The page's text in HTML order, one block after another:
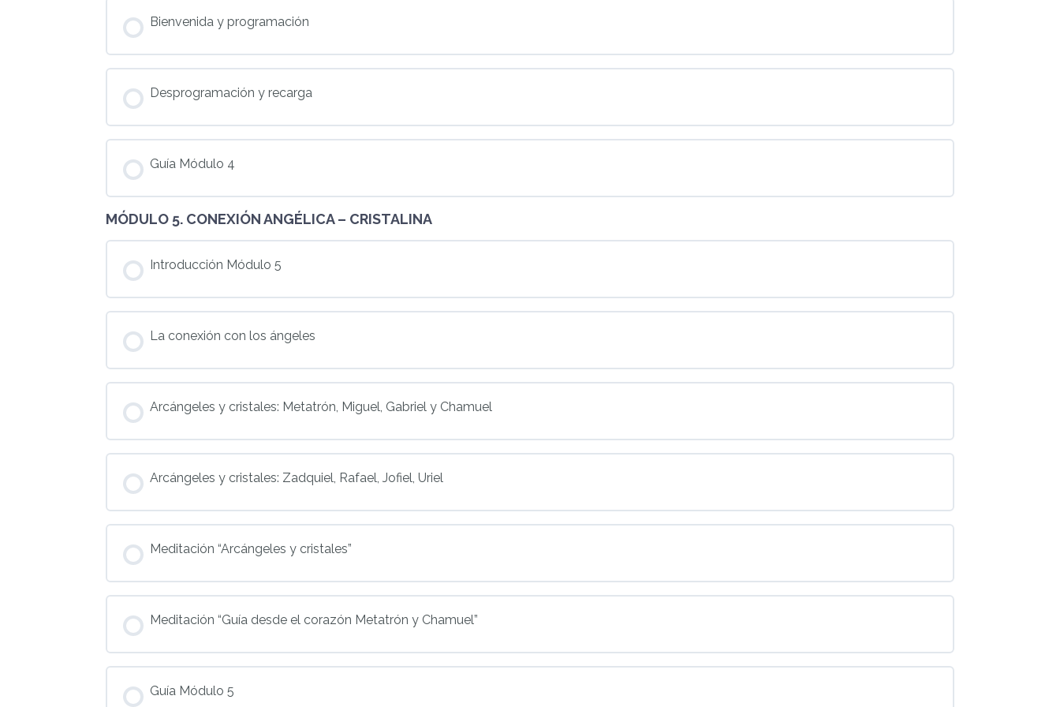
Bienvenida y programación
Desprogramación y recarga
Guía Módulo 4
MÓDULO 5. CONEXIÓN ANGÉLICA – CRISTALINA
Introducción Módulo 5
La conexión con los ángeles
Arcángeles y cristales: Metatrón, Miguel, Gabriel y Chamuel
Arcángeles y cristales: Zadquiel, Rafael, Jofiel, Uriel
Meditación “Arcángeles y cristales”
Meditación “Guía desde el corazón Metatrón y Chamuel”
Guía Módulo 5